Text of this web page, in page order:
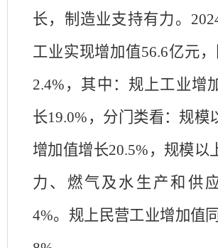
长， 制造业支持有力。
工业实现增加值56.6亿元
2.4%，其中：规上工业增
长19.0%，分门类看：规模
增加值增长20.5%，规模以
力、燃气及水生产和供
4%。规上民营工业增加值